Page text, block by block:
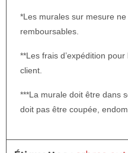
*Les murales sur mesure
remboursables.
**Les frais d’expédition
client.
***La murale doit être dans
doit pas être coupée,